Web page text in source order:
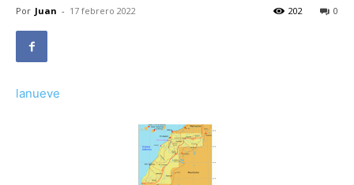
Por Juan - 17 febrero 2022 0
202
lanueve